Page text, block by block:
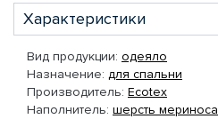
Характеристики
Вид продукции: одеяло
Назначение: для спальни
Производитель: Ecotex
Наполнитель: шерсть мериноса